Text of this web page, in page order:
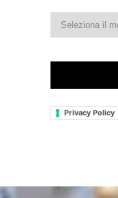
Privacy Policy